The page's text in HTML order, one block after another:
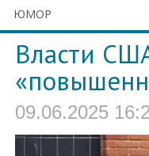
ЮМОР
Власти
09.06.2025